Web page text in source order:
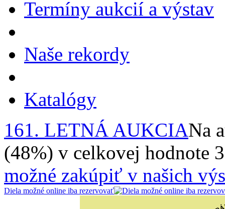
Termíny aukcií a výstav
Naše rekordy
Katalógy
161. LETNÁ AUKCIANa
(48%) v celkovej hodnote
možné zakúpiť v našich
Diela možné online iba rezervovať